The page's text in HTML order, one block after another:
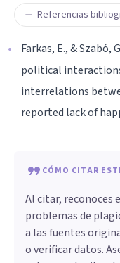
Referencias
Farkas, E., & Szabó,
political
interrelations
reported lack of
CÓMO CITAR
Al citar, reconoces
problemas de
a las fuentes
o verificar datos.